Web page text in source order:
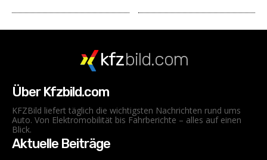
kfzbild.com
Über Kfzbild.com
KFZBild liefert täglich die wichtigsten Nachrichten rund ums
Auto. Von Elektromobilität bis Fahrberichte – alles auf einen
Blick.
Aktuelle Beiträge